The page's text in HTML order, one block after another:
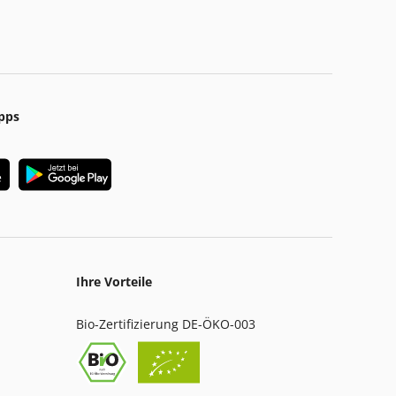
Ihre Vorteile
Bio-Zertifizierung DE-ÖKO-003